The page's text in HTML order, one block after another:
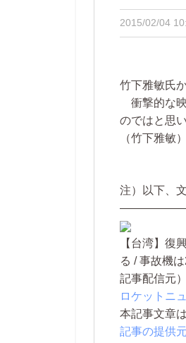
2015/02/04
竹下雅敏氏
衝撃的な映
のではと思い
（竹下雅敏）
注）以下、
【台湾】復
る / 事故機
記事配信元）
ロケットニ
本記事文章
記事の提供元